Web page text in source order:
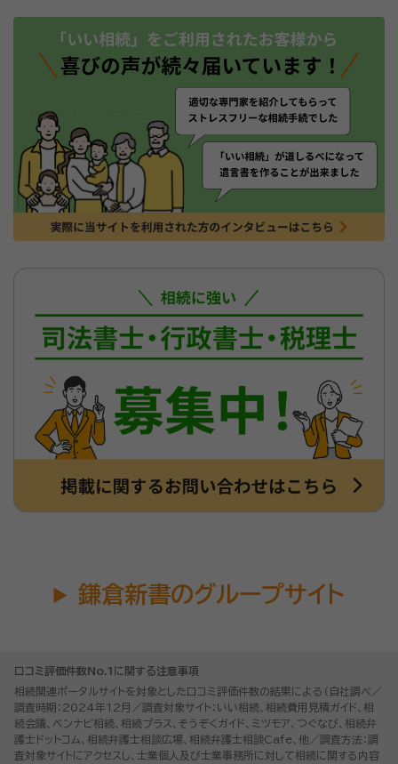
鎌倉新書のグループサイト
口コミ評価件数No.1に関する注意事項
相続関連ポータルサイトを対象とした口コミ評価件数の結果による（自社調べ／
調査時期：2024年12月／調査対象サイト：いい相続、相続費用見積ガイド、相
続会議、ベンナビ相続、相続プラス、そうぞくガイド、ミツモア、つぐなび、相続弁
護士ドットコム、相続弁護士相談広場、相続弁護士相談Cafe、他／調査方法：調
査対象サイトにアクセスし、士業個人及び士業事務所に対して相続に関する内容